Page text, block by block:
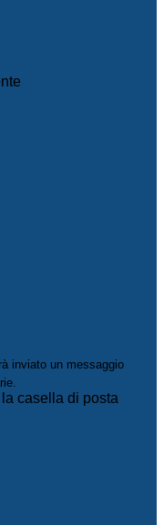
inviato un messaggio
casella di posta